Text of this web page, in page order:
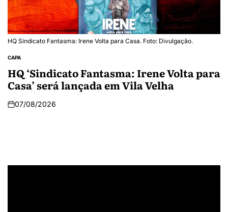
HQ Sindicato Fantasma: Irene Volta para Casa. Foto: Divulgação.
CAPA
HQ ‘Sindicato Fantasma: Irene Volta para
Casa’ será lançada em Vila Velha
07/08/2026